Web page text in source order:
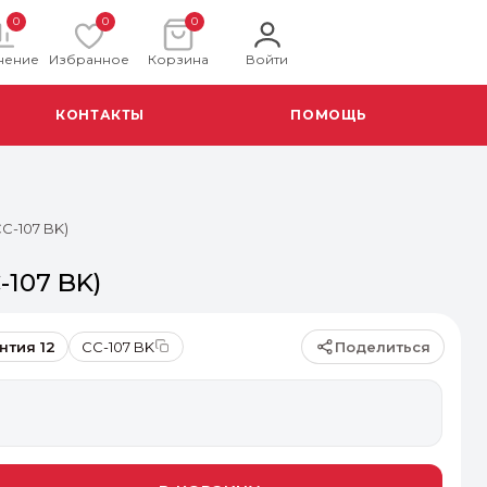
0 0
Избранное
0
Корзина Войти
КОНТАКТЫ ПОМОЩЬ
107 BK)
BK)
Поделиться
12 CC-107 BK